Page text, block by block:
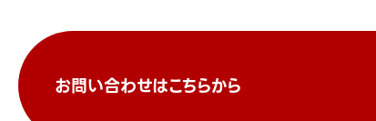
お問い合わせはこちらから